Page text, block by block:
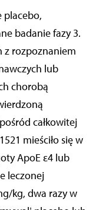
placebo,
badanie fazy 3.
z rozpoznaniem
lub
chorobą
całkowitej
mieściło się w
ApoE ε4 lub
leczonej
kg, dwa razy w